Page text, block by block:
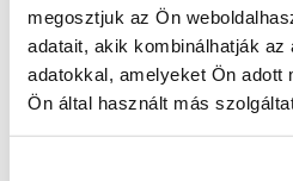
megosztjuk az Ön
adatait, akik kombinálhatják az
adatokkal, amelyeket Ön adott
Ön által használt más
Heidolph
roller
1 tension roller